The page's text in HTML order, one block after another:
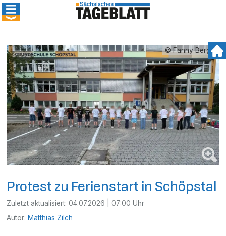
© Fanny Berger
Protest zu Ferienstart in Schöpstal
Zuletzt aktualisiert:04.07.2026 | 07:00 Uhr
Autor: Matthias Zilch